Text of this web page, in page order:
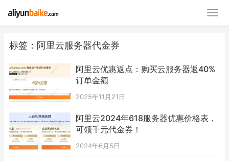
标签：阿里云服务器代金券
阿里云优惠返点：购买云服务器返40%
订单金额
2025年11月21日
阿里云2024年618服务器优惠价格表，
可领千元代金券！
2024年6月5日